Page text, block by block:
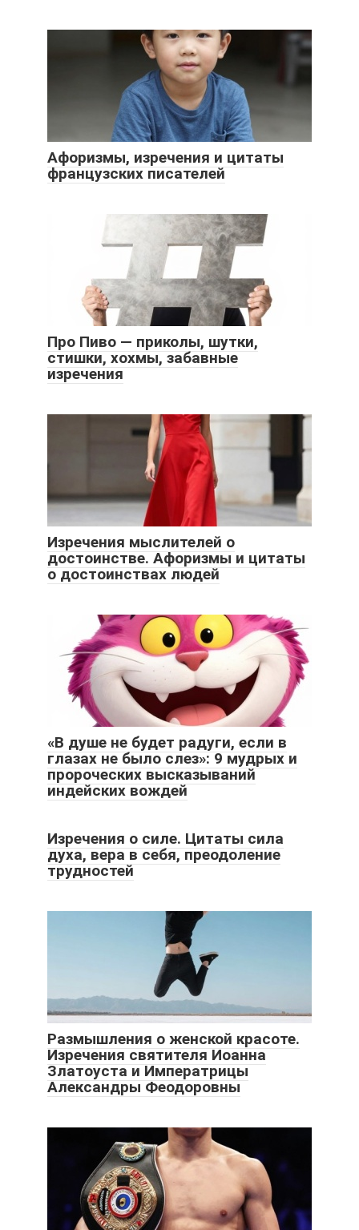
Афоризмы, изречения и цитаты
французских писателей
Про Пиво — приколы, шутки,
стишки, хохмы, забавные
изречения
Изречения мыслителей о
достоинстве. Афоризмы и цитаты
о достоинствах людей
«В душе не будет радуги, если в
глазах не было слез»: 9 мудрых и
пророческих высказываний
индейских вождей
Изречения о силе. Цитаты сила
духа, вера в себя, преодоление
трудностей
Размышления о женской красоте.
Изречения святителя Иоанна
Златоуста и Императрицы
Александры Феодоровны